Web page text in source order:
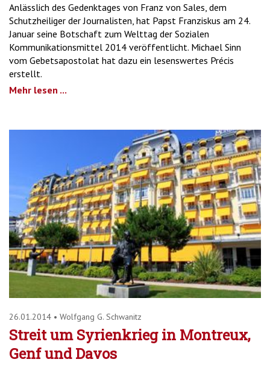
Anlässlich des Gedenktages von Franz von Sales, dem
Schutzheiliger der Journalisten, hat Papst Franziskus am 24.
Januar seine Botschaft zum Welttag der Sozialen
Kommunikationsmittel 2014 veröffentlicht. Michael Sinn
vom Gebetsapostolat hat dazu ein lesenswertes Précis
erstellt.
Mehr lesen ...
26.01.2014 • Wolfgang G. Schwanitz
Streit um Syrienkrieg in Montreux,
Genf und Davos